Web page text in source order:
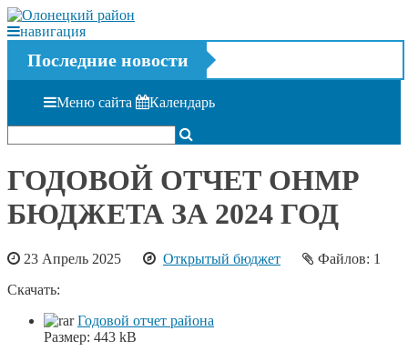
навигация
Последние новости
Меню сайта Календарь
ГОДОВОЙ ОТЧЕТ ОНМР
БЮДЖЕТА ЗА 2024 ГОД
23 Апрель 2025 Открытый бюджет
Файлов: 1
Скачать:
Годовой отчет района
Размер: 443 kB